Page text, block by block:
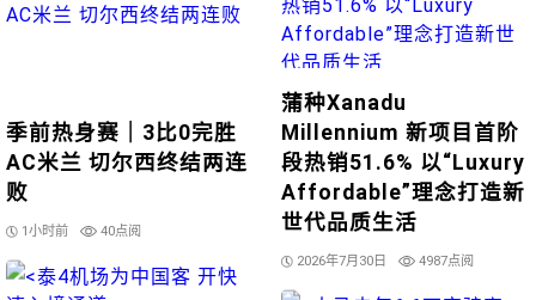
蒲种Xanadu
Millennium 新项目首阶
段热销51.6% 以“Luxury
Affordable”理念打造新
世代品质生活
2026年7月30日 4987点阅
季前热身赛｜3比0完胜
AC米兰 切尔西终结两连
败
1小时前 40点阅